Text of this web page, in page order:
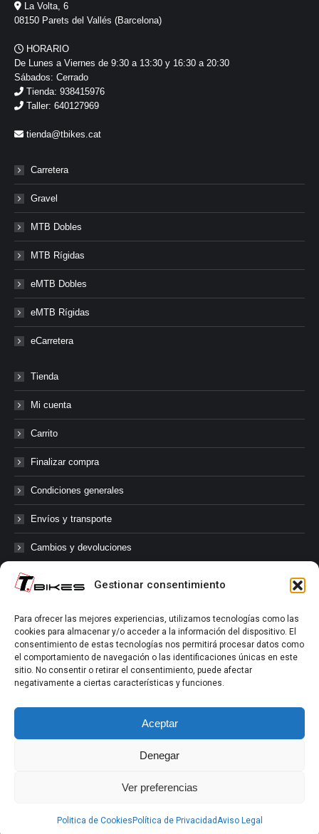
Gestionar consentimiento
Para ofrecer las mejores experiencias, utilizamos tecnologías como las
cookies para almacenar y/o acceder a la información del dispositivo. El
consentimiento de estas tecnologías nos permitirá procesar datos como
el comportamiento de navegación o las identificaciones únicas en este
sitio. No consentir o retirar el consentimiento, puede afectar
negativamente a ciertas características y funciones.
Aceptar
Denegar
Ver preferencias
Politica de Cookies Política de PrivacidadAviso Legal
La Volta, 6
08150 Parets del Vallés (Barcelona)
HORARIO
De Lunes a Viernes de 9:30 a 13:30 y 16:30 a 20:30
Sábados: Cerrado
Tienda: 938415976
Taller: 640127969
tienda@tbikes.cat
Carretera
Gravel
MTB Dobles
MTB Rígidas
eMTB Dobles
eMTB Rígidas
eCarretera
Tienda
Mi cuenta
Carrito
Finalizar compra
Condiciones generales
Envíos y transporte
Cambios y devoluciones
@tbikes.cat #tbikes
Síguenos en las redes sociales de Tbikes, mantente informado de
nuestras novedades, productos, salidas en grupo, ofertas, sorteos ...
y muchos más!
2022-2026 ©